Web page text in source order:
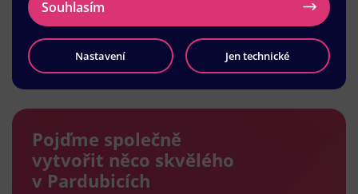
Načíst další
Pojďme společně
vytvořit něco skvělého
v Pardubicích
Souhlasím
Nastavení Jen technické